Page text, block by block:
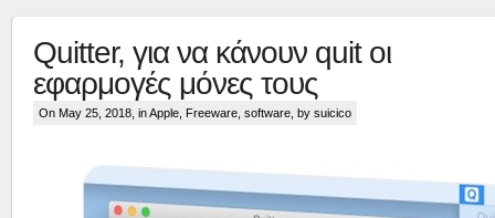
Quitter, για να κάνουν quit οι
εφαρμογές μόνες τους
On May 25, 2018, inApple Freeware software , by suicico